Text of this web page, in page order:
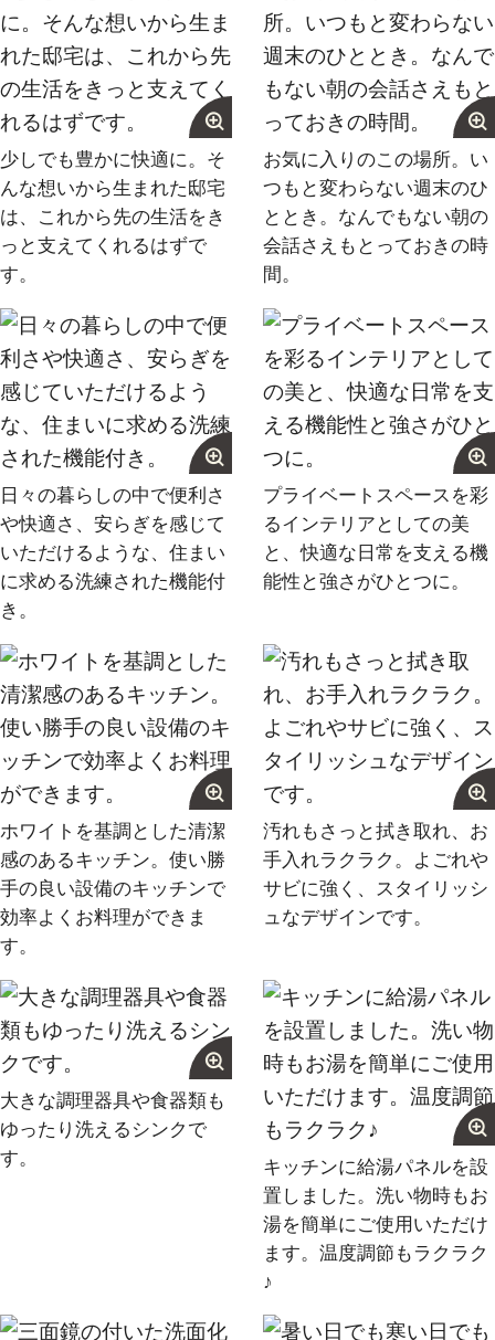
少しでも豊かに快適に。そ
んな想いから生まれた邸宅
は、これから先の生活をき
っと支えてくれるはずで
す。
お気に入りのこの場所。い
つもと変わらない週末のひ
ととき。なんでもない朝の
会話さえもとっておきの時
間。
日々の暮らしの中で便利さ
や快適さ、安らぎを感じて
いただけるような、住まい
に求める洗練された機能付
き。
プライベートスペースを彩
るインテリアとしての美
と、快適な日常を支える機
能性と強さがひとつに。
ホワイトを基調とした清潔
感のあるキッチン。使い勝
手の良い設備のキッチンで
効率よくお料理ができま
す。
汚れもさっと拭き取れ、お
手入れラクラク。よごれや
サビに強く、スタイリッシ
ュなデザインです。
大きな調理器具や食器類も
ゆったり洗えるシンクで
す。
キッチンに給湯パネルを設
置しました。洗い物時もお
湯を簡単にご使用いただけ
ます。温度調節もラクラク
♪
お客様ストーリー
スタッフストーリー
お客様の声
お客様の声一覧
採用情報
採用情報
受付時間 9:00～21:00
TEL：03-6629-4880
FAX：03-5711-8828
〒144-0035
東京都大田区南蒲田1-1-25 蒲田東日本ビル5F
Quality